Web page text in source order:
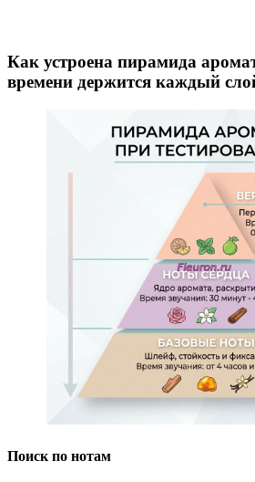
Как устроена пирамида
времени держится каждый
Поиск по нотам